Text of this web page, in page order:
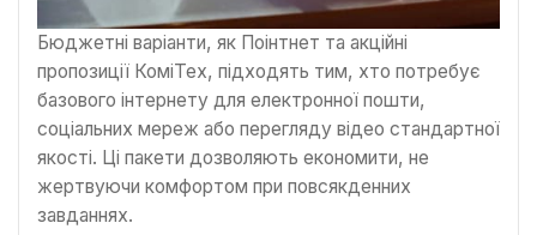
Бюджетні варіанти, як Поінтнет та акційні
пропозиції КоміТех, підходять тим, хто потребує
базового інтернету для електронної пошти,
соціальних мереж або перегляду відео стандартної
якості. Ці пакети дозволяють економити, не
жертвуючи комфортом при повсякденних
завданнях.